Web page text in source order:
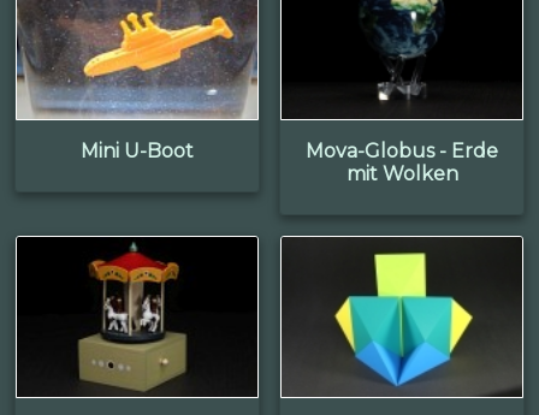
Mini U-Boot
Mova-Globus - Erde
mit Wolken